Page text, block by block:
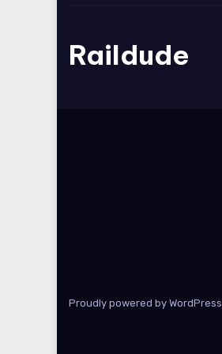
Raildude
Proudly powered by WordPress